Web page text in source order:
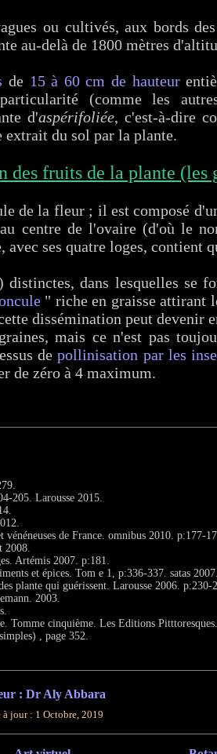
ou cultivés, aux bords
au-delà de 1800 mètres
de 15 à 60 cm de hauteur
(comme les
d'aspérifoliée, c'est-à-dire
extrait du sol par la plante.
fruits de la plante (les
de la fleur ; il est composé
centre de l'ovaire (d'où le
ses quatre loges, contient
dans lesquelles se
" riche en graisse attirant
dissémination peut devenir
mais ce n'est pas
depollinisation par les
de zéro à 4 maximum.
205. Larousse 2015.
de France. omnibus 2010. p:177-
2008.
Artémis 2007. p:181.
et épices. Tom e 1, p:336-337. satas
plante qui guérissent. Larousse 2006.
2003.
cinquième. Les Editions
, page 352.
: Dr Aly Abbara
à jour : 1 Octobre, 2019